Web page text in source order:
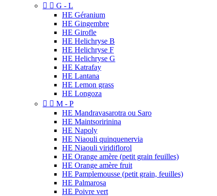
  G - L
HE Géranium
HE Gingembre
HE Girofle
HE Helichryse B
HE Helichryse F
HE Helichryse G
HE Katrafay
HE Lantana
HE Lemon grass
HE Longoza
  M - P
HE Mandravasarotra ou Saro
HE Maintsoririnina
HE Napoly
HE Niaouli quinquenervia
HE Niaouli viridiflorol
HE Orange amère (petit grain feuilles)
HE Orange amère fruit
HE Pamplemousse (petit grain, feuilles)
HE Palmarosa
HE Poivre vert